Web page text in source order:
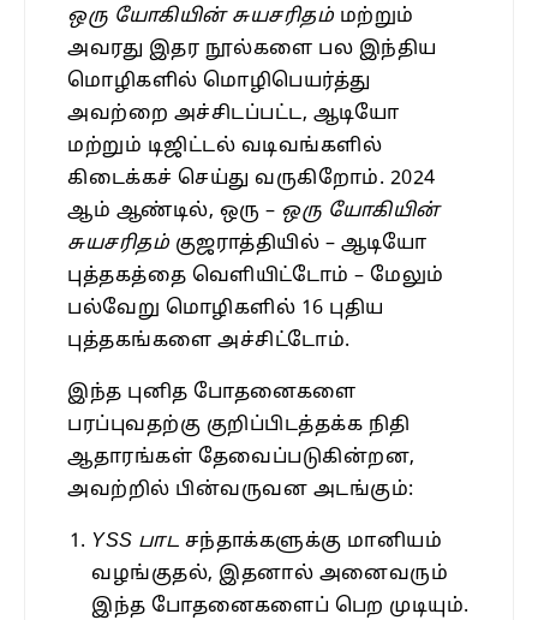
ஒரு யோகியின் சுயசரிதம் மற்றும்
அவரது இதர நூல்களை பல இந்திய
மொழிகளில் மொழிபெயர்த்து
அவற்றை அச்சிடப்பட்ட, ஆடியோ
மற்றும் டிஜிட்டல் வடிவங்களில்
கிடைக்கச் செய்து வருகிறோம். 2024
ஆம் ஆண்டில், ஒரு – ஒரு யோகியின்
சுயசரிதம் குஜராத்தியில் – ஆடியோ
புத்தகத்தை வெளியிட்டோம் – மேலும்
பல்வேறு மொழிகளில் 16 புதிய
புத்தகங்களை அச்சிட்டோம்.
இந்த புனித போதனைகளை
பரப்புவதற்கு குறிப்பிடத்தக்க நிதி
ஆதாரங்கள் தேவைப்படுகின்றன,
அவற்றில் பின்வருவன அடங்கும்:
YSS பாட சந்தாக்களுக்கு மானியம்
வழங்குதல், இதனால் அனைவரும்
இந்த போதனைகளைப் பெற முடியும்.